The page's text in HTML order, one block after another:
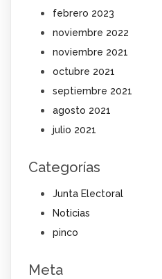
febrero 2023
noviembre 2022
noviembre 2021
octubre 2021
septiembre 2021
agosto 2021
julio 2021
Categorías
Junta Electoral
Noticias
pinco
Meta